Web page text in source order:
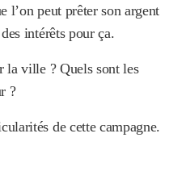
l’on peut prêter son argent
intérêts pour ça.
la ville ? Quels sont les
?
de cette campagne.